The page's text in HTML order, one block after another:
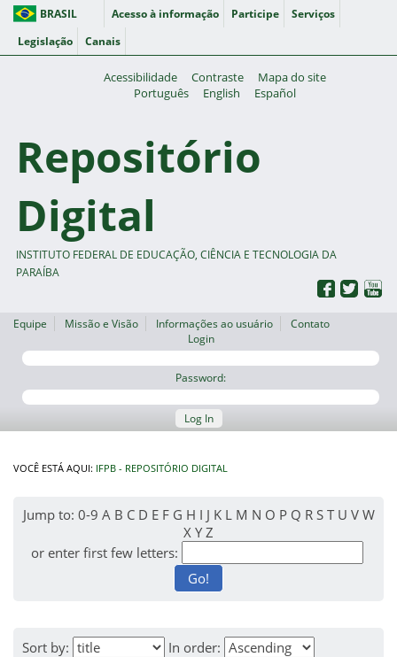
BRASIL Acesso à informação Participe
Serviços
Legislação
Canais
Acessibilidade Contraste
Mapa do site
Português
English Español
Repositório
Digital
INSTITUTO FEDERAL DE EDUCAÇÃO, CIÊNCIA E TECNOLOGIA DA
PARAÍBA
Equipe Missão e Visão Informações ao usuário
Contato
Login
Password:
Log In
VOCÊ ESTÁ AQUI: IFPB - REPOSITÓRIO DIGITAL
Jump to: 0-9 A B C D E F G H I J K L M N O P Q R S T U V W
X Y Z
or enter first few letters:
Sort by:
In order: